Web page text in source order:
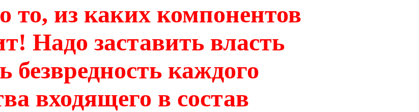
то, из каких компонентов
Надо заставить власть
безвредность каждого
входящего в состав